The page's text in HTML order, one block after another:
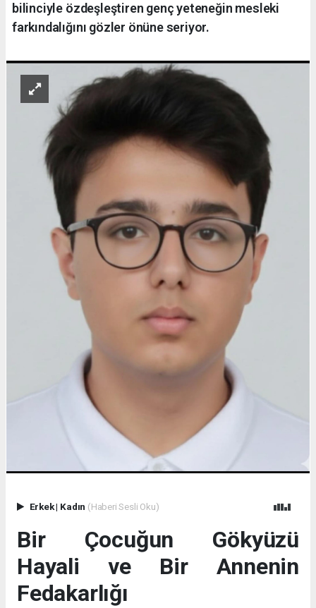
bilinciyle özdeşleştiren genç yeteneğin mesleki
farkındalığını gözler önüne seriyor.
Erkek| Kadın (Haberi Sesli Oku)
Bir Çocuğun Gökyüzü
Hayali ve Bir Annenin
Fedakarlığı